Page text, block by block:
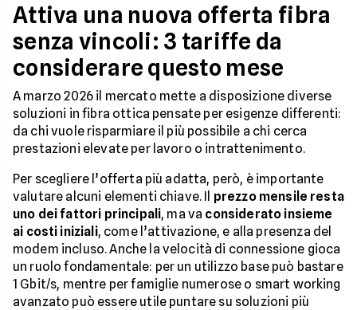
Attiva una nuova offerta fibra
senza vincoli: 3 tariffe da
considerare questo mese
A marzo 2026 il mercato mette a disposizione diverse
soluzioni in fibra ottica pensate per esigenze differenti:
da chi vuole risparmiare il più possibile a chi cerca
prestazioni elevate per lavoro o intrattenimento.
Per scegliere l’offerta più adatta, però, è importante
valutare alcuni elementi chiave. Il prezzo mensile resta
uno dei fattori principali, ma va considerato insieme
ai costi iniziali, come l’attivazione, e alla presenza del
modem incluso. Anche la velocità di connessione gioca
un ruolo fondamentale: per un utilizzo base può bastare
1 Gbit/s, mentre per famiglie numerose o smart working
avanzato può essere utile puntare su soluzioni più